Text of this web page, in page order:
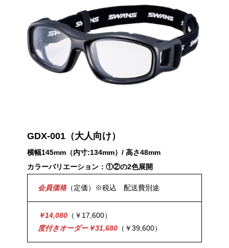
GDX-001（大人向け）
横幅145mm（内寸:134mm）/ 高さ48mm
カラーバリエーション：①②の2色展開
会員価格（定価）※税込 配送費別途
￥14,080（￥17,600）
度付きオーダー￥31,680（￥39,600）